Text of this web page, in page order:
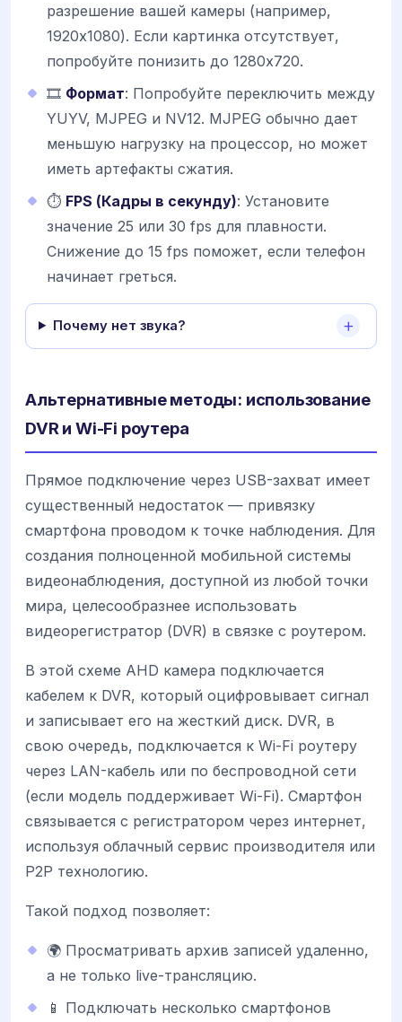
разрешение вашей камеры (например,
1920x1080). Если картинка отсутствует,
попробуйте понизить до 1280x720.
🎞️ Формат: Попробуйте переключить между
YUYV, MJPEG и NV12. MJPEG обычно дает
меньшую нагрузку на процессор, но может
иметь артефакты сжатия.
⏱️ FPS (Кадры в секунду): Установите
значение 25 или 30 fps для плавности.
Снижение до 15 fps поможет, если телефон
начинает греться.
Почему нет звука?
Альтернативные методы: использование
DVR и Wi-Fi роутера
Прямое подключение через USB-захват имеет
существенный недостаток — привязку
смартфона проводом к точке наблюдения. Для
создания полноценной мобильной системы
видеонаблюдения, доступной из любой точки
мира, целесообразнее использовать
видеорегистратор (DVR) в связке с роутером.
В этой схеме AHD камера подключается
кабелем к DVR, который оцифровывает сигнал
и записывает его на жесткий диск. DVR, в
свою очередь, подключается к Wi-Fi роутеру
через LAN-кабель или по беспроводной сети
(если модель поддерживает Wi-Fi). Смартфон
связывается с регистратором через интернет,
используя облачный сервис производителя или
P2P технологию.
Такой подход позволяет:
🌍 Просматривать архив записей удаленно,
а не только live-трансляцию.
📱 Подключать несколько смартфонов